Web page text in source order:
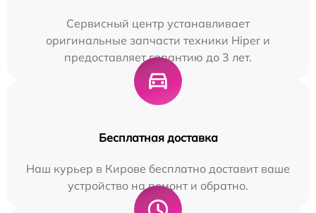
Сервисный центр устанавливает
оригинальные запчасти техники Hiper и
предоставляет гарантию до 3 лет.
Бесплатная доставка
Наш курьер в Кирове бесплатно доставит ваше
устройство на ремонт и обратно.